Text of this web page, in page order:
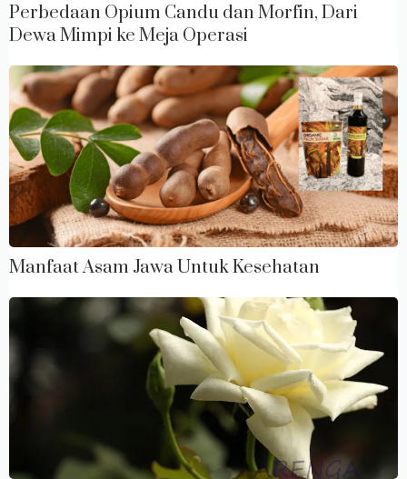
Perbedaan Opium Candu dan Morfin, Dari
Dewa Mimpi ke Meja Operasi
Manfaat Asam Jawa Untuk Kesehatan